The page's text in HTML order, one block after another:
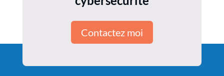
Contactez moi